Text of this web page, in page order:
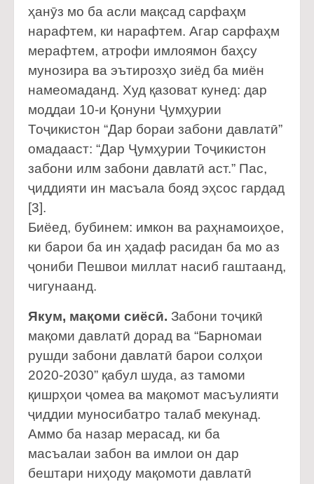
ҳанӯз мо ба асли мақсад сарфаҳм
нарафтем, ки нарафтем. Агар сарфаҳм
мерафтем, атрофи имлоямон баҳсу
мунозира ва эътирозҳо зиёд ба миён
намеомаданд. Худ қазоват кунед: дар
моддаи 10-и Қонуни Ҷумҳурии
Тоҷикистон “Дар бораи забони давлатӣ”
омадааст: “Дар Ҷумҳурии Тоҷикистон
забони илм забони давлатӣ аст.” Пас,
ҷиддияти ин масъала бояд эҳсос гардад
[3].
Биёед, бубинем: имкон ва раҳнамоиҳое,
ки барои ба ин ҳадаф расидан ба мо аз
ҷониби Пешвои миллат насиб гаштаанд,
чигунаанд.
Якум, мақоми сиёсӣ. Забони тоҷикӣ
мақоми давлатӣ дорад ва “Барномаи
рушди забони давлатӣ барои солҳои
2020-2030” қабул шуда, аз тамоми
қишрҳои ҷомеа ва мақомот масъулияти
ҷиддии муносибатро талаб мекунад.
Аммо ба назар мерасад, ки ба
масъалаи забон ва имлои он дар
бештари ниҳоду мақомоти давлатӣ